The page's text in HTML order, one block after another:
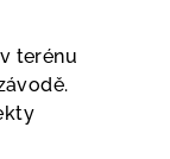
terénu